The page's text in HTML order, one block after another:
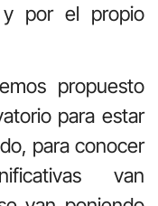
por el propio
propuesto
para estar
para conocer
van